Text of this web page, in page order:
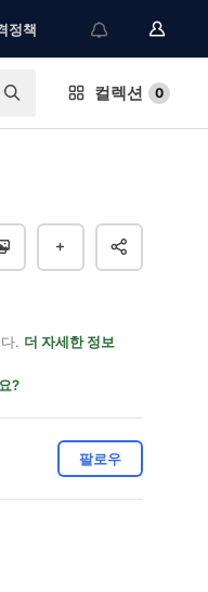
정책
컬렉션 0
. 더 자세한 정보
?
팔로우